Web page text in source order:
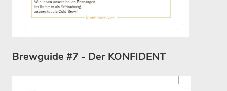
Brewguide #7 - Der KONFIDENT